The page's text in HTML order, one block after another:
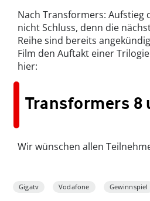
Nach Transformers: Aufstieg
nicht Schluss, denn die
Reihe sind bereits
Film den Auftakt einer
hier:
Transformers 8
Wir wünschen allen
Gigatv Vodafone Gewinnspiel